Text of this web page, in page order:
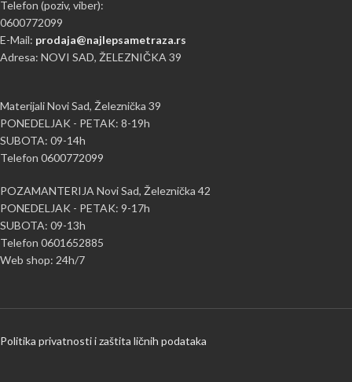
Telefon (poziv, viber):
0600772099
E-Mail: prodaja@najlepsametraza.rs
Adresa: NOVI SAD, ŽELEZNIČKA 39
Materijali Novi Sad, Železnička 39
PONEDELJAK - PETAK: 8-19h
SUBOTA: 09-14h
Telefon 0600772099
POZAMANTERIJA Novi Sad, Železnička 42
PONEDELJAK - PETAK: 9-17h
SUBOTA: 09-13h
Telefon 0601652885
Web shop: 24h/7
Politika privatnosti i zaštita ličnih podataka